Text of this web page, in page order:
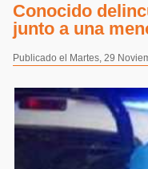
Conocido
junto a una
Publicado el Martes, 29